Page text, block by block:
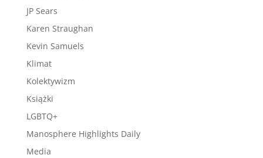
JP Sears
Karen Straughan
Kevin Samuels
Klimat
Kolektywizm
Książki
LGBTQ+
Manosphere Highlights Daily
Media